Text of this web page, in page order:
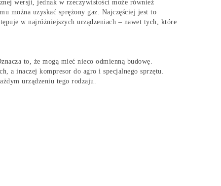
wersji, jednak w rzeczywistości może również
można uzyskać sprężony gaz. Najczęściej jest to
w najróżniejszych urządzeniach – nawet tych, które
to, że mogą mieć nieco odmienną budowę.
a inaczej kompresor do agro i specjalnego sprzętu.
urządzeniu tego rodzaju.